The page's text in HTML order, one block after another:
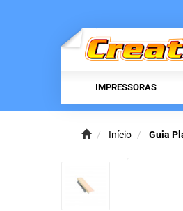
IMPRESSORAS
Início Guia